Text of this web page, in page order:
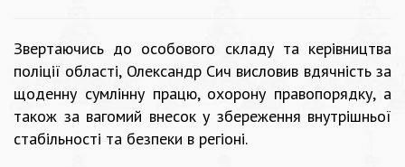
Звертаючись до особового складу та керівництва
поліції області, Олександр Сич висловив вдячність за
щоденну сумлінну працю, охорону правопорядку, а
також за вагомий внесок у збереження внутрішньої
стабільності та безпеки в регіоні.